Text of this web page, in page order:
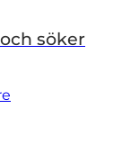
söker